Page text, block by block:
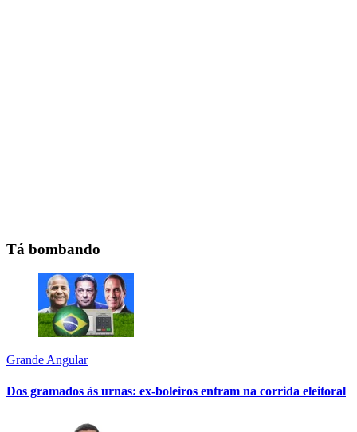
Tá bombando
Grande Angular
Dos gramados às urnas: ex-boleiros entram na corrida eleitoral